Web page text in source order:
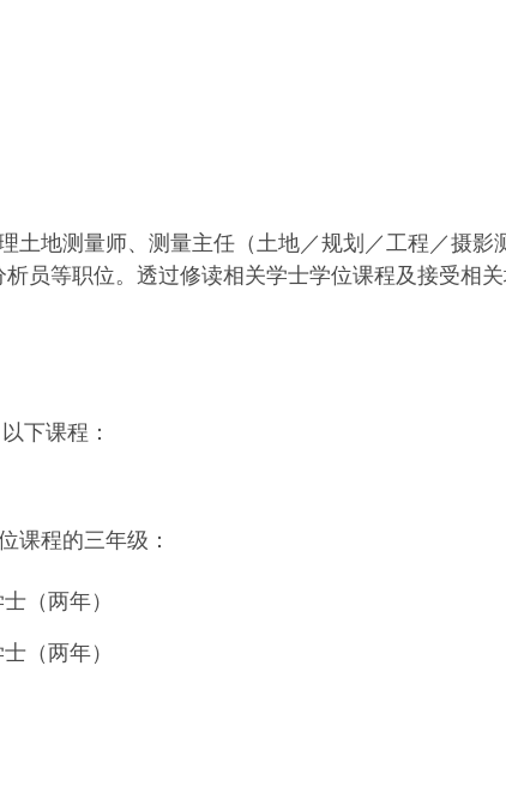
土地测量师、测量主任（土地／规划／工程／摄
员等职位。透过修读相关学士学位课程及接受相
下课程：
课程的三年级：
（两年）
（两年）